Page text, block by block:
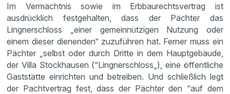
Im Vermächtnis sowie im Erbbaurechtsvertrag ist
ausdrücklich festgehalten, dass der Pächter das
Lingnerschloss „einer gemeinnützigen Nutzung oder
einem dieser dienenden“ zuzuführen hat. Ferner muss ein
Pächter „selbst oder durch Dritte in dem Hauptgebäude,
der Villa Stockhausen (“Lingnerschloss„), eine öffentliche
Gaststätte einrichten und betreiben. Und schließlich legt
der Pachtvertrag fest, dass der Pächter den “auf dem